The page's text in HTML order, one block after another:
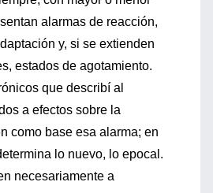
alarmas de reacción,
y, si se extienden
estados de agotamiento.
que describí al
a efectos sobre la
como base esa alarma; en
lo nuevo, lo epocal.
necesariamente a